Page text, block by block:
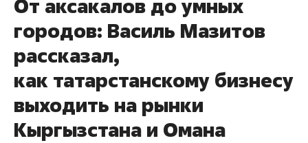
От аксакалов до умных
городов: Василь Мазитов
рассказал,
как татарстанскому бизнесу
выходить на рынки
Кыргызстана и Омана